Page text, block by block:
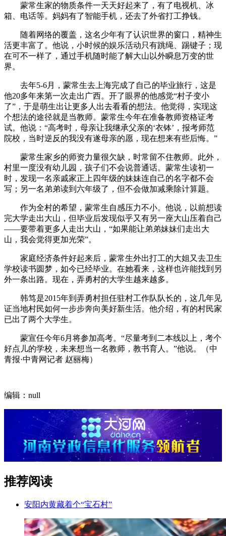
蒙常生家的物质条件一天天好起来了，有了电视机、冰
箱、电话等。妈妈有了智能手机，还去了外省打工挣钱。
随着网络的覆盖，这名少年有了认识世界的窗口，精神生
活更丰富了。他说，小时候的娱乐活动只有跳绳、踢键子；现
在可不一样了，通过手机随时能了解大山以外瞬息万变的世
界。
去年5-6月，蒙常生去上海完成了自己的毕业旅行，这是
他20多年来第一次走出广西。开了眼界的他感觉“村子变小
了”，于是萌生出让更多人出去看看的想法。他觉得，实现这
个想法的途径就是当教师。蒙常生今年在准备教师资格证考
试。他说：“高考时，母亲让我继承父亲的‘衣钵’，报考师范
院校，当时逆反的我没有遂母亲的愿，现在想来有些后悔。”
蒙常生家乡的师资力量很欠缺，时常留不住教师。此外，
村里一度没有幼儿园，孩子们不会说普通话。蒙常生读初一
时，发现一名亲戚家正上四年级的妹妹连自己的名字都不会
写；另一名弟弟读到六年级了，但不会做加减乘除计算题。
作为全村的希望，蒙常生自感压力不小。他说，以前想读
完大学走出大山，但毕业后发现似乎又有另一座大山压着自己
——要带着更多人走出大山，“如果能让弟弟妹妹们走出大
山，我会觉得更加光荣”。
家庭经济条件好起来后，蒙常生外出打工的大姐又去卫生
学校读书圆梦，如今已经毕业。在她看来，这样也许能找到另
外一条出路。现在，弄勇村的大学生越来越多。
韩笃是2015年到弄勇村担任驻村工作队队长的，这几年见
证当地村民如何一步步奔向美好新生活。他介绍，有的村民家
已出了两个大学生。
蒙宣任今年6月将参加高考。“尽量考到二本线以上，考个
好点儿的学校，未来想当一名教师，教书育人。”他说。（中
青报·中青网记者 赵丽梅）
编辑：null
推荐阅读
安阳内黄藏着个“宝石村”